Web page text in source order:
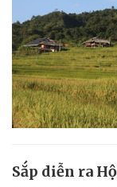
Sắp diễn ra